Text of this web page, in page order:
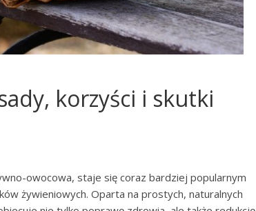
korzyści i skutki
owocowa, staje się coraz bardziej popularnym
żywieniowych. Oparta na prostych, naturalnych